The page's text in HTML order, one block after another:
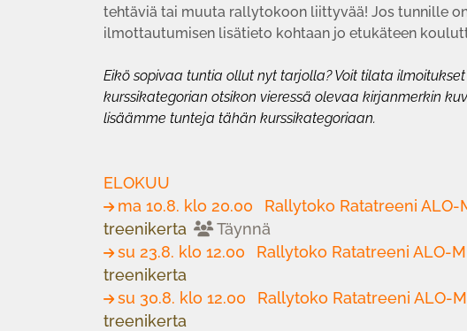
tehtäviä tai muuta rallytokoon liittyvää! Jos tunnille
ilmottautumisen lisätieto kohtaan jo etukäteen
Eikö sopivaa tuntia ollut nyt tarjolla? Voit tilata
kurssikategorian otsikon vieressä olevaa kirjanmerkin
lisäämme tunteja tähän kurssikategoriaan.
ELOKUU
ma 10.8. klo 20.00
Rallytoko Ratatreeni ALO-
treenikerta
Täynnä
su 23.8. klo 12.00
Rallytoko Ratatreeni ALO-
treenikerta
su 30.8. klo 12.00
Rallytoko Ratatreeni ALO-
treenikerta